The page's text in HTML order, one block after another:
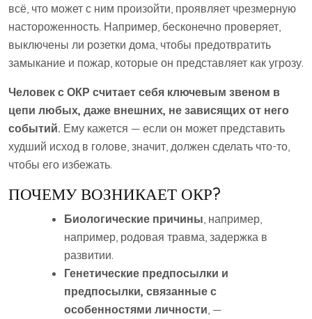
всё, что может с ним произойти, проявляет чрезмерную
настороженность. Например, бесконечно проверяет,
выключены ли розетки дома, чтобы предотвратить
замыкание и пожар, которые он представляет как угрозу.
Человек с ОКР считает себя ключевым звеном в
цепи любых, даже внешних, не зависящих от него
событий. Ему кажется — если он может представить
худший исход в голове, значит, должен сделать что-то,
чтобы его избежать.
ПОЧЕМУ ВОЗНИКАЕТ ОКР?
Биологические причины , например,
например, родовая травма, задержка в
развитии.
Генетические предпосылки и
предпосылки, связанные с
особенностями личности , —